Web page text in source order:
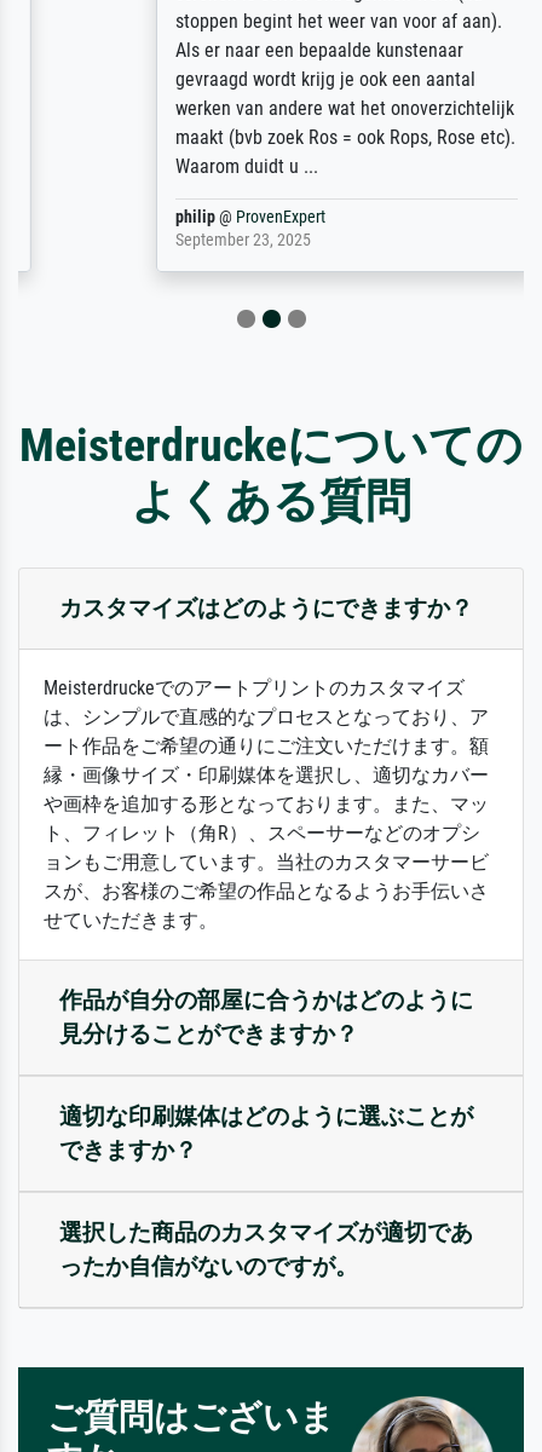
stoppen begint het weer van voor af aan).
Als er naar een bepaalde kunstenaar
gevraagd wordt krijg je ook een aantal
werken van andere wat het onoverzichtelijk
maakt (bvb zoek Ros = ook Rops, Rose etc).
Waarom duidt u ...
ProvenExpert
September 23, 2025
Meisterdruckeについての
よくある質問
カスタマイズはどのようにできますか？
Meisterdruckeでのアートプリントのカスタマイズ
は、シンプルで直感的なプロセスとなっており、ア
ート作品をご希望の通りにご注文いただけます。額
縁・画像サイズ・印刷媒体を選択し、適切なカバー
や画枠を追加する形となっております。また、マッ
ト、フィレット（角R）、スペーサーなどのオプシ
ョンもご用意しています。当社のカスタマーサービ
スが、お客様のご希望の作品となるようお手伝いさ
せていただきます。
作品が自分の部屋に合うかはどのように
見分けることができますか？
適切な印刷媒体はどのように選ぶことが
できますか？
選択した商品のカスタマイズが適切であ
ったか自信がないのですが。
ご質問はございま